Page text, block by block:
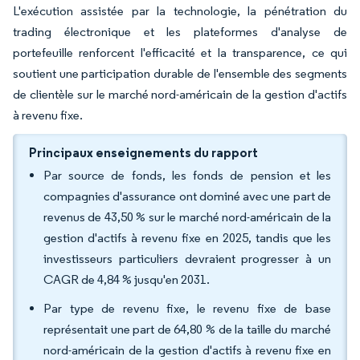
L'exécution assistée par la technologie, la pénétration du
trading électronique et les plateformes d'analyse de
portefeuille renforcent l'efficacité et la transparence, ce qui
soutient une participation durable de l'ensemble des segments
de clientèle sur le marché nord-américain de la gestion d'actifs
à revenu fixe.
Principaux enseignements du rapport
Par source de fonds, les fonds de pension et les
compagnies d'assurance ont dominé avec une part de
revenus de 43,50 % sur le marché nord-américain de la
gestion d'actifs à revenu fixe en 2025, tandis que les
investisseurs particuliers devraient progresser à un
CAGR de 4,84 % jusqu'en 2031.
Par type de revenu fixe, le revenu fixe de base
représentait une part de 64,80 % de la taille du marché
nord-américain de la gestion d'actifs à revenu fixe en